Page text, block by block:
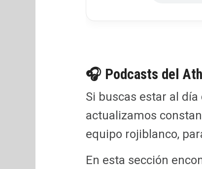
🎧 Podcasts del
Si buscas estar al
actualizamos
equipo rojiblanco,
En esta sección